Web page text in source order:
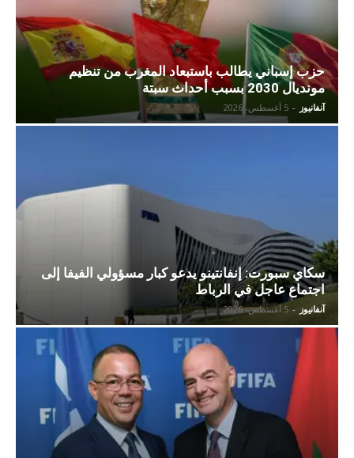
حزب إسباني يطالب باستبعاد المغرب من تنظيم
مونديال 2030 بسبب أحداث سبتة
آنفانيوز - 5 أغسطس، 2026
سكاي سبورت: إنفانتينو يدعو كبار مسؤولي الفيفا إلى
اجتماع عاجل في الرباط
آنفانيوز - 5 أغسطس، 2026